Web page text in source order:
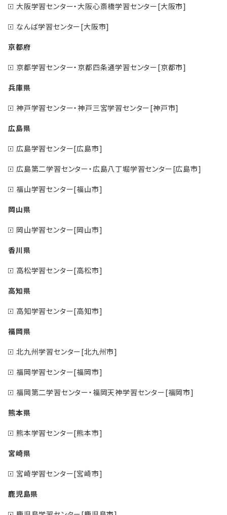
大阪学習センター・大阪心斎橋学習センター[大阪市]
なんば学習センター[大阪市]
京都府
京都学習センター・京都四条通学習センター[京都市]
兵庫県
神戸学習センター・神戸三宮学習センター[神戸市]
広島県
広島学習センター[広島市]
広島第二学習センター・広島八丁堀学習センター[広島市]
福山学習センター[福山市]
岡山県
岡山学習センター[岡山市]
香川県
高松学習センター[高松市]
高知県
高知学習センター[高知市]
福岡県
北九州学習センター[北九州市]
福岡学習センター[福岡市]
福岡第二学習センター・福岡天神学習センター[福岡市]
熊本県
熊本学習センター[熊本市]
宮崎県
宮崎学習センター[宮崎市]
鹿児島県